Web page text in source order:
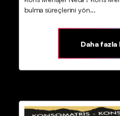
bulma süreçlerini yön...
Daha